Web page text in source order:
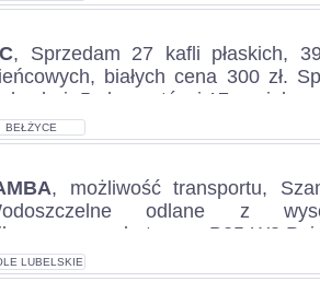
, Sprzedam 27 kafli płaskich,
białych cena 300 zł.
kuchni- 5 elementów i 17 cegieł
BEŁŻYCE
, możliwość transportu,
odlane z
betonu B25-
to...
LUBELSKIE